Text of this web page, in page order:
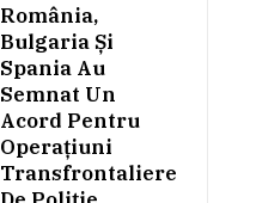
România,
Bulgaria Și
Spania Au
Semnat Un
Acord Pentru
Operațiuni
Transfrontaliere